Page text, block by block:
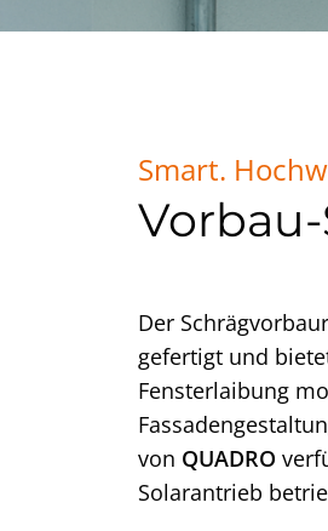
Smart.
Der
gefertigt und
Fensterlaibung
von QUADRO
Solarantrieb